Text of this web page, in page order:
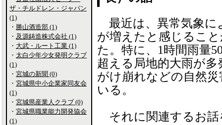
最近は、異常気象に
が増えたと感じるこ
た。特に、1時間雨量
超える局地的大雨が多
がけ崩れなどの自然
いる。
それに関連するお話
ザ・チルドレン・ジャパン
(1)
・ 勝山酒造部 (1)
・ 及源鋳造株式会社 (1)
・ 大武・ルート工業 (1)
・ 太白少年少女発明クラブ
(1)
・ 宮城の新聞 (0)
・ 宮城県中小企業家同友会
(1)
・ 宮城県産業人クラブ (0)
・ 宮城県職業能力開発協会
(1)